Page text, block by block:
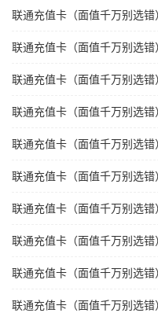
联通充值卡（面值千万别选
联通充值卡（面值千万别选
联通充值卡（面值千万别选
联通充值卡（面值千万别选
联通充值卡（面值千万别选
联通充值卡（面值千万别选
联通充值卡（面值千万别选
联通充值卡（面值千万别选
联通充值卡（面值千万别选
联通充值卡（面值千万别选